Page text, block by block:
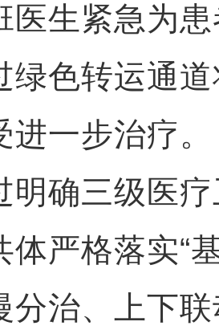
生紧急为患
绿色转运通
一步治疗。
确三级医疗
体严格落实“
分治、上下